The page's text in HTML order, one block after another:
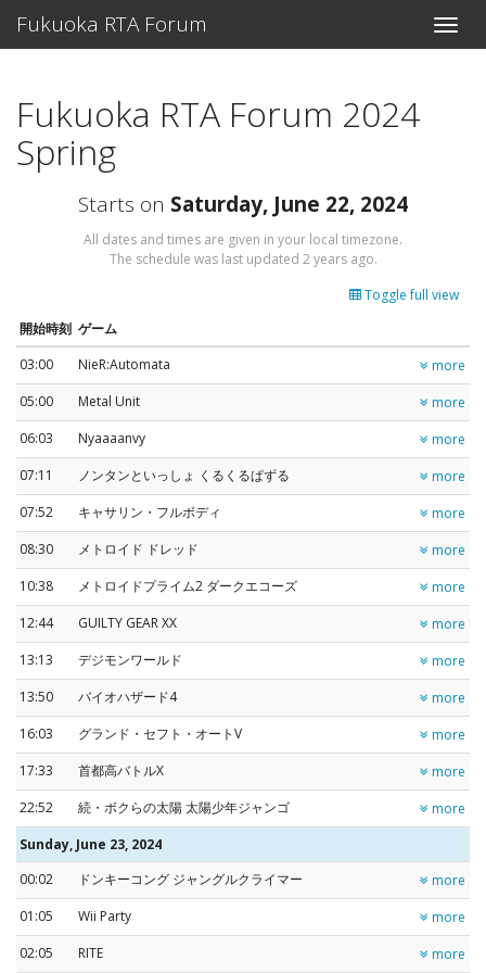
Toggle
Fukuoka RTA Forum
Fukuoka RTA Forum 2024
Spring
Starts on Saturday, June 22, 2024
All dates and times are given in your local timezone.
The schedule was last updated 2 years ago.
Toggle full view
開始時刻 ゲーム
03:00
NieR:Automata
more
05:00
Metal Unit
more
06:03
Nyaaaanvy
more
07:11
ノンタンといっしょ くるくるぱずる
more
07:52
キャサリン・フルボディ
more
08:30
メトロイド ドレッド
more
10:38
メトロイドプライム2 ダークエコーズ
more
12:44
GUILTY GEAR XX
more
13:13
デジモンワールド
more
13:50
バイオハザード4
more
16:03
グランド・セフト・オートV
more
17:33
首都高バトルX
more
22:52
続・ボクらの太陽 太陽少年ジャンゴ
more
Sunday, June 23, 2024
00:02
ドンキーコング ジャングルクライマー
more
01:05
Wii Party
more
02:05
RITE more